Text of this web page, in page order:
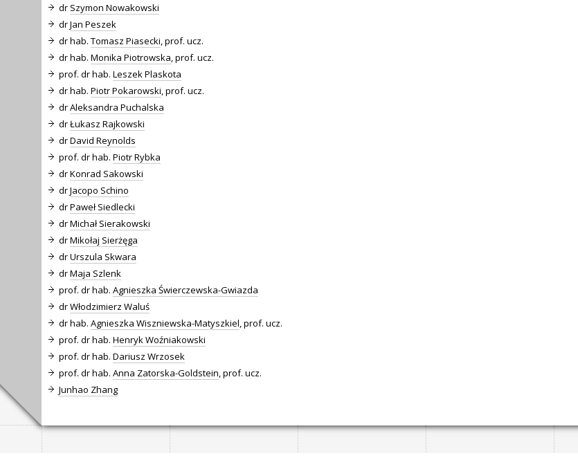
dr Szymon Nowakowski
drJan Peszek
dr hab. Tomasz Piasecki , prof. ucz.
dr hab. Monika Piotrowska , prof. ucz.
prof. dr hab. Leszek Plaskota
dr hab. Piotr Pokarowski , prof. ucz.
drAleksandra Puchalska
drŁukasz Rajkowski
drDavid Reynolds
prof. dr hab. Piotr Rybka
drKonrad Sakowski
drJacopo Schino
drPaweł Siedlecki
drMichał Sierakowski
drMikołaj Sierżęga
drUrszula Skwara
drMaja Szlenk
prof. dr hab. Agnieszka Świerczewska-Gwiazda
drWłodzimierz Waluś
dr hab. Agnieszka Wiszniewska-Matyszkiel , prof. ucz.
prof. dr hab. Henryk Woźniakowski
prof. dr hab. Dariusz Wrzosek
prof. dr hab. Anna Zatorska-Goldstein , prof. ucz.
Junhao Zhang